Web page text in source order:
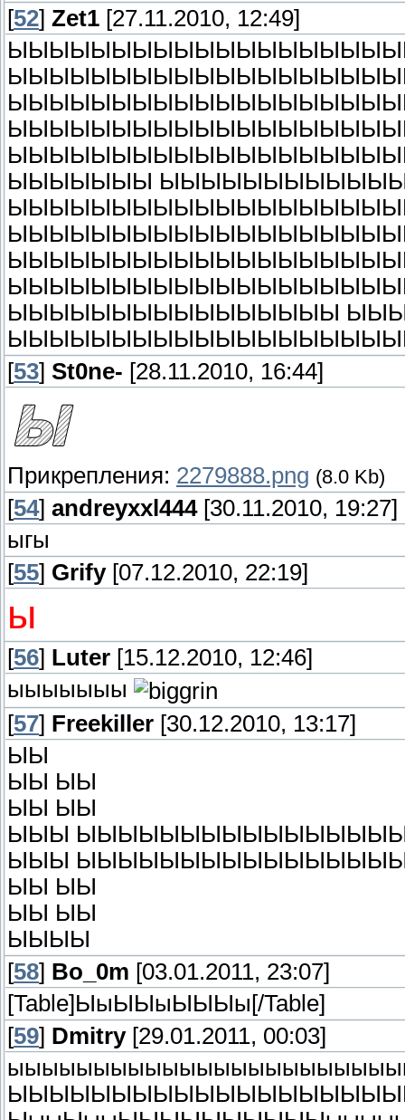
[52] Zet1 [27.11.2010, 12:49]
ЫЫЫЫЫЫЫ
ЫЫЫЫЫЫЫЫЫЫЫЫЫЫЫЫ
[53] St0ne- [28.11.2010, 16:44]
Прикрепления: 2279888.png (8.0 Kb)
[54] andreyxxl444[30.11.2010, 19:27]
ыгы
[55] Grify[07.12.2010, 22:19]
ы
[56] Luter [15.12.2010, 12:46]
ыыыыыыы
[57] Freekiller [30.12.2010, 13:17]
ЫЫ
ЫЫ ЫЫ
ЫЫ ЫЫ
ЫЫЫ
ЫЫЫ
ЫЫ ЫЫ
ЫЫ ЫЫ
ЫЫЫЫ
[58] Bo_0m [03.01.2011, 23:07]
[Table]ЫыЫЫыЫЫЫы[/Table]
[59] Dmitry[29.01.2011, 00:03]